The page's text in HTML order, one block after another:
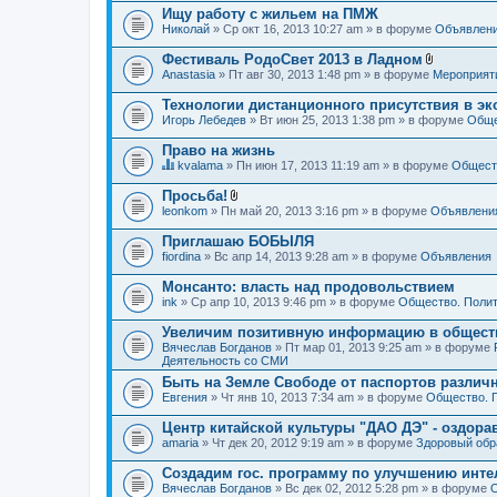
Ищу работу с жильем на ПМЖ
Николай » Ср окт 16, 2013 10:27 am » в форуме
Фестиваль РодоСвет 2013 в Ладном
В
о
ж
е
н
я
Anastasia » Пт авг 30, 2013 1:48 pm » в форуме
Технологии дистанционного присутствия в
Игорь Лебедев » Вт июн 25, 2013 1:38 pm » в форуме
Право на жизнь
н
н
а
я
т
м
а
с
о
д
е
р
и
т
о
п
р
с
.
kvalama » Пн июн 17, 2013 11:19 am » в форуме
Просьба!
В
о
ж
е
н
и
я
leonkom » Пн май 20, 2013 3:16 pm » в форуме
Приглашаю БОБЫЛЯ
fiordina » Вс апр 14, 2013 9:28 am » в форуме Объявления
Монсанто: власть над продовольствием
ink » Ср апр 10, 2013 9:46 pm » в форуме Общество.
Увеличим позитивную информацию в
Вячеслав Богданов » Пт мар 01, 2013 9:25 am » в форуме
Деятельность со СМИ
Быть на Земле Свободе от паспортов
Евгения » Чт янв 10, 2013 7:34 am » в форуме Общество.
Центр китайской культуры "ДАО ДЭ" -
amaria » Чт дек 20, 2012 9:19 am » в форуме Здоровый
Создадим гос. программу по улучшению
Вячеслав Богданов » Вс дек 02, 2012 5:28 pm » в форуме